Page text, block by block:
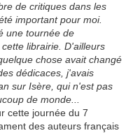
de critiques dans les
important pour moi.
une tournée de
librairie. D'ailleurs
chose avait changé
dédicaces, j'avais
sur Isère, qui n'est pas
de monde...
cette journée du 7
des auteurs français